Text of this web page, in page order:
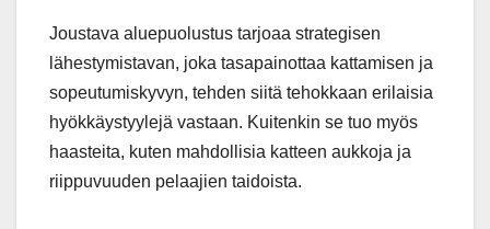
Joustava aluepuolustus tarjoaa strategisen
lähestymistavan, joka tasapainottaa kattamisen ja
sopeutumiskyvyn, tehden siitä tehokkaan erilaisia
hyökkäystyylejä vastaan. Kuitenkin se tuo myös
haasteita, kuten mahdollisia katteen aukkoja ja
riippuvuuden pelaajien taidoista.